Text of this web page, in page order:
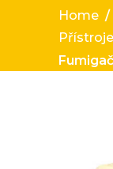
Home /